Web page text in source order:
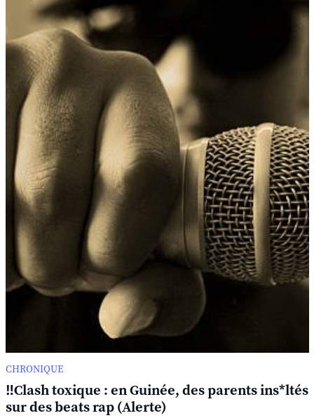
CHRONIQUE
‼️Clash toxique : en Guinée, des parents ins*ltés
sur des beats rap (Alerte)